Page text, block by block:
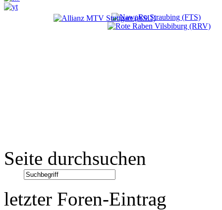
Seite durchsuchen
letzter Foren-Eintrag